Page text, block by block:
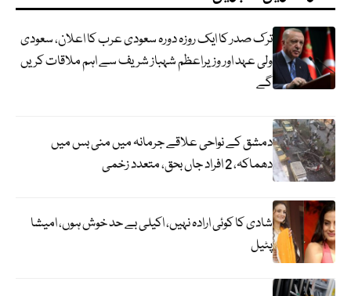
ترک صدر کا ایک روزہ دورہ سعودی عرب کا اعلان، سعودی
ولی عہد اور وزیراعظم شہباز شریف سے اہم ملاقات کریں
گے
دمشق کے نواحی علاقے جرمانہ میں منی بس میں
دھماکہ، 2 افراد جاں بحق، متعدد زخمی
شادی کا کوئی ارادہ نہیں، اکیلی بے حد خوش ہوں، امیشا
پٹیل